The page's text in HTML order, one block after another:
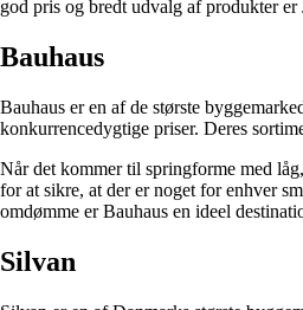
god pris og bredt udvalg af produkter
Bauhaus
Bauhaus er en af de største
konkurrencedygtige priser. Deres
Når det kommer til springforme med
for at sikre, at der er noget for enhver
omdømme er Bauhaus en ideel
Silvan